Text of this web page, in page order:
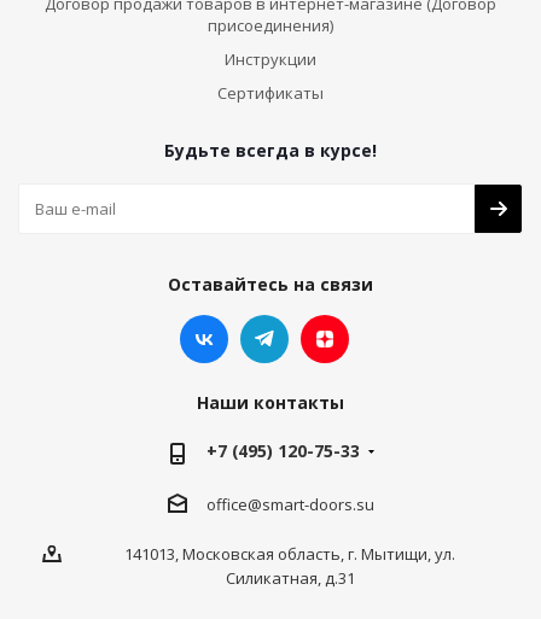
присоединения)
Инструкции
Сертификаты
Будьте всегда в курсе!
Оставайтесь на связи
Наши контакты
+7 (495) 120-75-33
office@smart-doors.su
141013, Московская область, г. Мытищи, ул.
Силикатная, д.31